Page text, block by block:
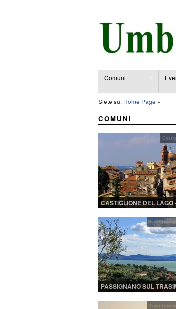
Comuni
Siete su: Home Page »
COMUNI
CASTIGLIONE DEL LAGO
Lago
PASSIGNANO SUL
Lago